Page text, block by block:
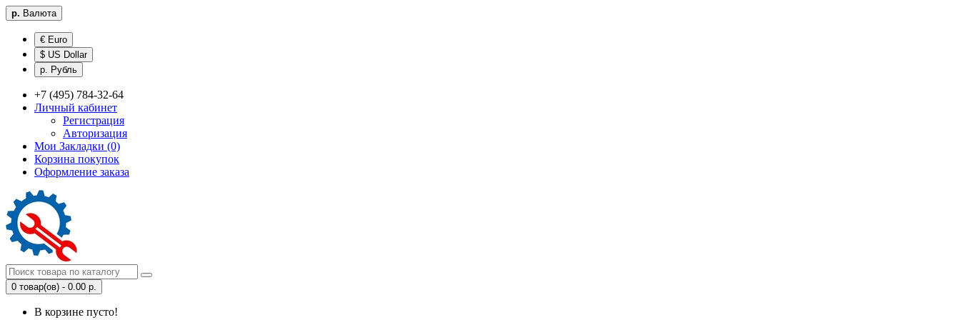
р. Валюта
€ Euro
$ US Dollar
р. Рубль
+7 (495) 784-32-64
Личный кабинет
Регистрация
Авторизация
Мои Закладки (0)
Корзина покупок
Оформление заказа
0 товар(ов) - 0.00 р.
В корзине пусто!